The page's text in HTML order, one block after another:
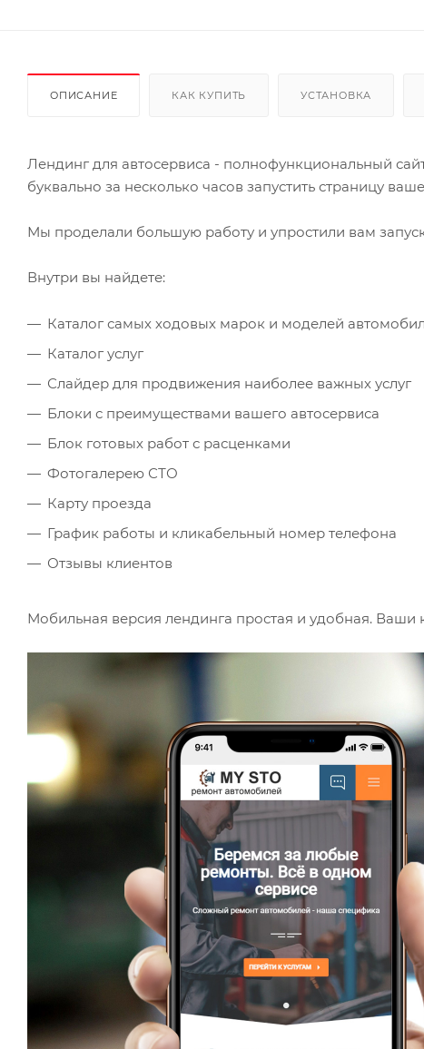
ОПИСАНИЕ КАК КУПИТЬ УСТАНОВКА
Лендинг для автосервиса - полнофункциональный
буквально за несколько часов запустить страницу
Мы проделали большую работу и упростили вам
Внутри вы найдете:
Каталог самых ходовых марок и моделей
Каталог услуг
Слайдер для продвижения наиболее важных услуг
Блоки с преимуществами вашего автосервиса
Блок готовых работ с расценками
Фотогалерею СТО
Карту проезда
График работы и кликабельный номер телефона
Отзывы клиентов
Мобильная версия лендинга простая и удобная. Ваши